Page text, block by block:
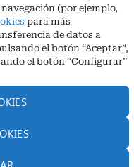
(por ejemplo,
para más
de datos a
el botón “Aceptar”,
el botón “Configurar”
-04,58 | Telf. + 34 957 51
porBabait Technology